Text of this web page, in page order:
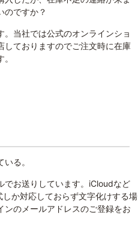
のですか？
当社では公式のオンラインショ
しておりますのでご注文時に在庫
る。
でお送りしています。iCloudなど
か対応しておらず文字化けする場
ンのメールアドレスのご登録をお